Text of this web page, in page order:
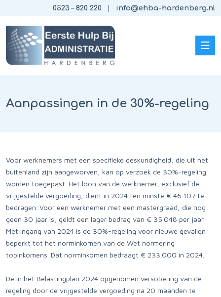
0523 – 820 220 info@ehba-hardenberg.nl
Aanpassingen in de 30%-regeling
Voor werknemers met een specifieke deskundigheid, die uit het
buitenland zijn aangeworven, kan op verzoek de 30%-regeling
worden toegepast. Het loon van de werknemer, exclusief de
vrijgestelde vergoeding, dient in 2024 ten minste € 46.107 te
bedragen. Voor een werknemer met een mastergraad, die nog
geen 30 jaar is, geldt een lager bedrag van € 35.048 per jaar.
Met ingang van 2024 is de 30%-regeling voor nieuwe gevallen
beperkt tot het norminkomen van de Wet normering
topinkomens. Dat norminkomen bedraagt € 233.000 in 2024.
De in het Belastingplan 2024 opgenomen versobering van de
regeling door de vrijgestelde vergoeding na 20 maanden te